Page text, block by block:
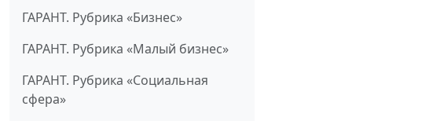
ГАРАНТ. Рубрика «Бизнес»
ГАРАНТ. Рубрика «Малый бизнес»
ГАРАНТ. Рубрика «Социальная
сфера»